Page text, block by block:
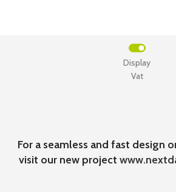
Vat
Display
For a seamless and fast design
visit our new project